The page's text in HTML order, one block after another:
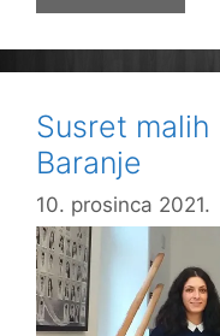
straha
i
nade”
Susret
Baranje
10. prosinca 2021.